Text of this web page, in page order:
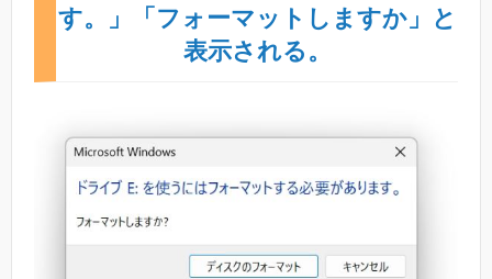
す。」「フォーマットしますか」と
表示される。